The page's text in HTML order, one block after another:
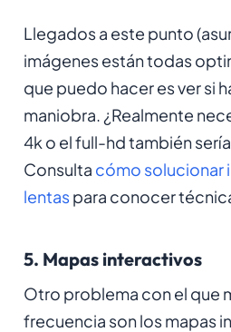
Llegados a este punto
imágenes están todas
que puedo hacer es ver si
maniobra. ¿Realmente
4k o el full-hd también
Consulta cómo solucionar
lentaspara conocer
5. Mapas interactivos
Otro problema con el que
frecuencia son los mapas